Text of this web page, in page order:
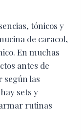
tónicos y
de caracol,
En muchas
antes de
según las
sets y
rutinas